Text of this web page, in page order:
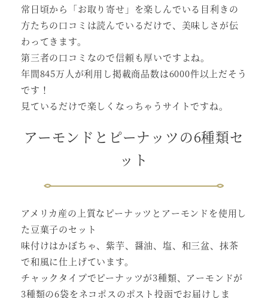
常日頃から「お取り寄せ」を楽しんでいる目利きの
方たちの口コミは読んでいるだけで、美味しさが伝
わってきます。
第三者の口コミなので信頼も厚いですよね。
年間845万人が利用し掲載商品数は6000件以上だそう
です！
見ているだけで楽しくなっちゃうサイトですね。
アーモンドとピーナッツの6種類セ
ット
アメリカ産の上質なピーナッツとアーモンドを使用し
た豆菓子のセット
味付けはかぼちゃ、紫芋、醤油、塩、和三盆、抹茶
で和風に仕上げています。
チャックタイプでピーナッツが3種類、アーモンドが
3種類の6袋をネコポスのポスト投函でお届けしま